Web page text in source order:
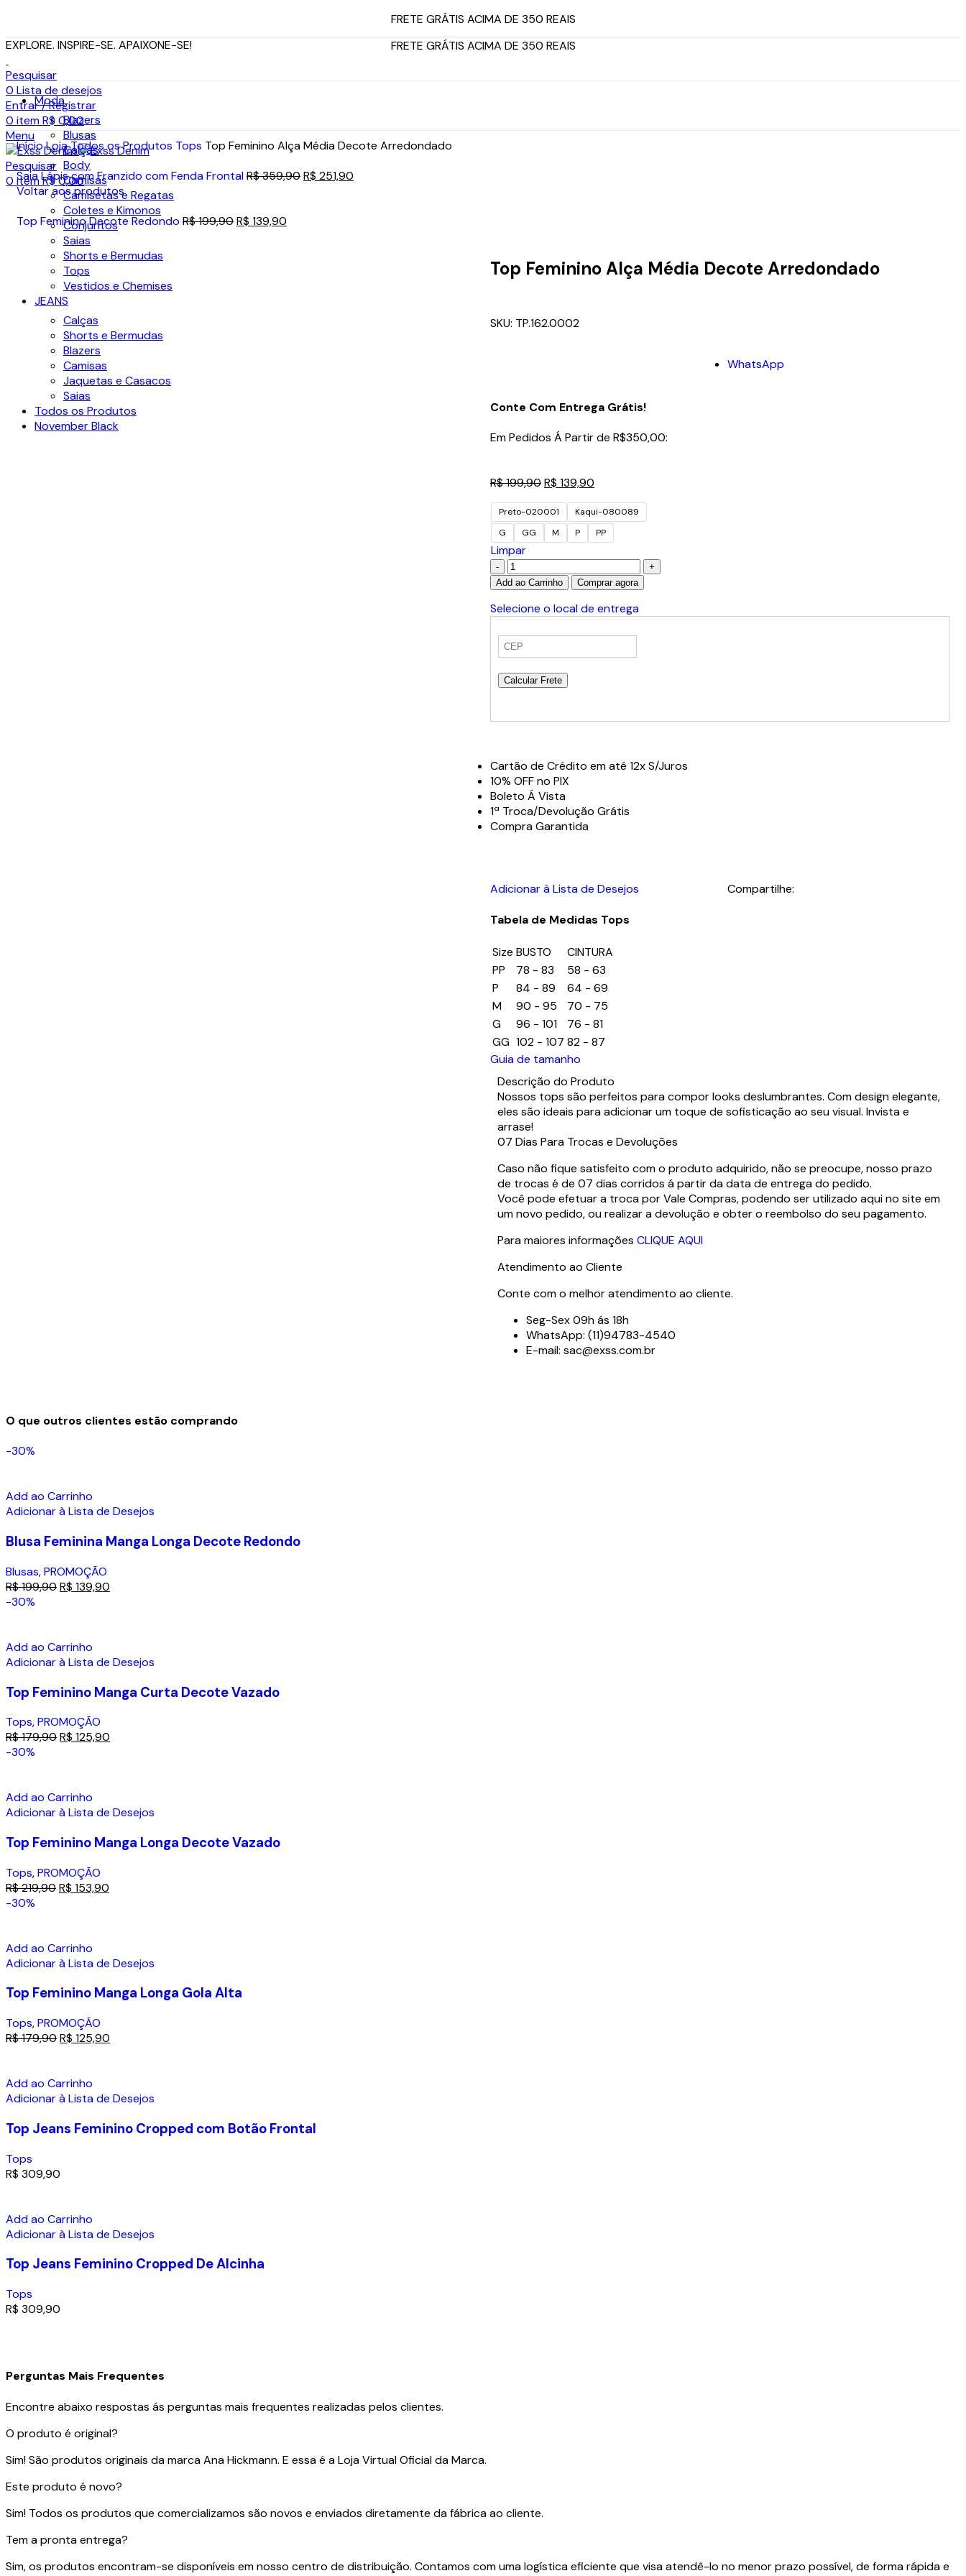
FRETE GRÁTIS ACIMA DE 350 REAIS
FRETE GRÁTIS ACIMA DE 350 REAIS
EXPLORE. INSPIRE-SE. APAIXONE-SE!
Pesquisar
0 Lista de desejos
Entrar / Registrar
0 itemR$0,00
Menu
Pesquisar
0 itemR$0,00
Moda
Blazers
Blusas
Calças
Body
Camisas
Camisetas e Regatas
Coletes e Kimonos
Conjuntos
Saias
Shorts e Bermudas
Tops
Vestidos e Chemises
JEANS
Calças
Shorts e Bermudas
Blazers
Camisas
Jaquetas e Casacos
Saias
Todos os Produtos
November Black
InícioLojaTodos os Produtos Tops Top Feminino Alça Média Decote Arredondado
Saia Lápis com Franzido com Fenda FrontalR$359,90R$ 251,90
Voltar aos produtos
Top Feminino Decote Redondo R$199,90R$ 139,90
Top Feminino Alça Média Decote Arredondado
SKU: TP.162.0002
Conte Com Entrega Grátis!
Em Pedidos Á Partir de R$350,00:
WhatsApp
R$199,90R$ 139,90
Preto-020001
Kaqui-080089
G
GG M P PP
Limpar
Add ao Carrinho Comprar agora
Selecione o local de entrega
Calcular Frete
Cartão de Crédito em até 12x S/Juros
10% OFF no PIX
Boleto Á Vista
1ª Troca/Devolução Grátis
Compra Garantida
Adicionar à Lista de Desejos
Tabela de Medidas Tops
Size BUSTO
CINTURA
PP
78 - 83
58 - 63
P
84 - 89
64 - 69
M
90 - 95
70 - 75
G
96 - 101
76 - 81
GG 102 - 107 82 - 87
Guia de tamanho
Compartilhe:
Descrição do Produto
Nossos tops são perfeitos para compor looks deslumbrantes. Com design elegante,
eles são ideais para adicionar um toque de sofisticação ao seu visual. Invista e
arrase!
07 Dias Para Trocas e Devoluções
Caso não fique satisfeito com o produto adquirido, não se preocupe, nosso prazo
de trocas é de 07 dias corridos á partir da data de entrega do pedido.
Você pode efetuar a troca por Vale Compras, podendo ser utilizado aqui no site em
um novo pedido, ou realizar a devolução e obter o reembolso do seu pagamento.
Para maiores informações CLIQUE AQUI
Atendimento ao Cliente
Conte com o melhor atendimento ao cliente.
Seg-Sex 09h ás 18h
WhatsApp: (11)94783-4540
E-mail: sac@exss.com.br
O que outros clientes estão comprando
-30%
Add ao Carrinho
Adicionar à Lista de Desejos
Blusa Feminina Manga Longa Decote Redondo
Blusas,PROMOÇÃO
R$199,90R$ 139,90
-30%
Add ao Carrinho
Adicionar à Lista de Desejos
Top Feminino Manga Curta Decote Vazado
Tops,PROMOÇÃO
R$179,90R$ 125,90
-30%
Add ao Carrinho
Adicionar à Lista de Desejos
Top Feminino Manga Longa Decote Vazado
Tops,PROMOÇÃO
R$219,90R$ 153,90
-30%
Add ao Carrinho
Adicionar à Lista de Desejos
Top Feminino Manga Longa Gola Alta
Tops,PROMOÇÃO
R$179,90R$ 125,90
Add ao Carrinho
Adicionar à Lista de Desejos
Top Jeans Feminino Cropped com Botão Frontal
Tops
R$ 309,90
Add ao Carrinho
Adicionar à Lista de Desejos
Top Jeans Feminino Cropped De Alcinha
Tops
R$ 309,90
Perguntas Mais Frequentes
Encontre abaixo respostas ás perguntas mais frequentes realizadas pelos clientes.
O produto é original?
Sim! São produtos originais da marca Ana Hickmann. E essa é a Loja Virtual Oficial da Marca.
Este produto é novo?
Sim! Todos os produtos que comercializamos são novos e enviados diretamente da fábrica ao cliente.
Tem a pronta entrega?
Sim, os produtos encontram-se disponíveis em nosso centro de distribuição. Contamos com uma logística eficiente que visa atendê-lo no menor prazo possível, de forma rápida e